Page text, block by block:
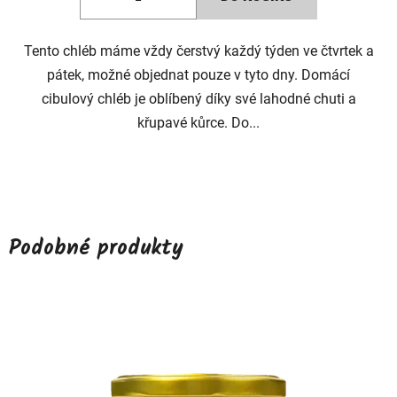
z
5
hvězdiček.
Tento chléb máme vždy čerstvý každý týden ve čtvrtek a
pátek, možné objednat pouze v tyto dny. Domácí
cibulový chléb je oblíbený díky své lahodné chuti a
křupavé kůrce. Do...
Podobné produkty